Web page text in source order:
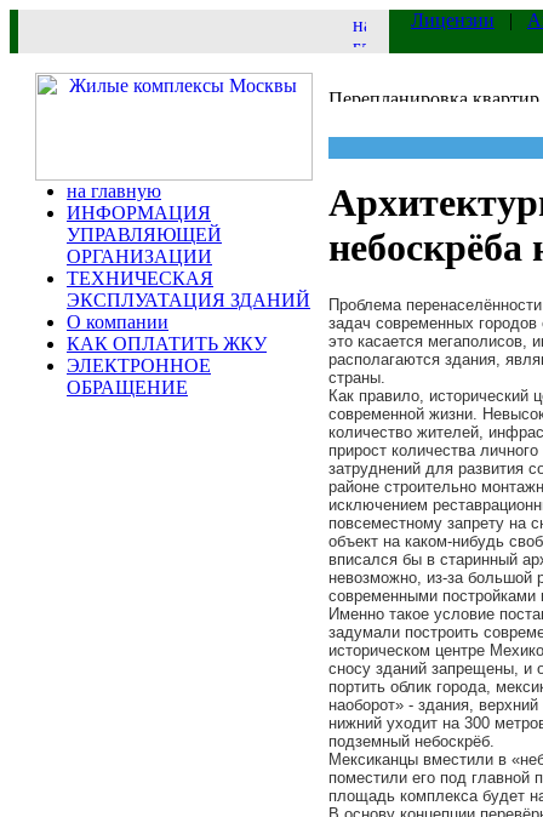
Лицензии |
на главную
ИНФОРМАЦИЯ
УПРАВЛЯЮЩЕЙ
ОРГАНИЗАЦИИ
ТЕХНИЧЕСКАЯ
ЭКСПЛУАТАЦИЯ ЗДАНИЙ
О компании
КАК ОПЛАТИТЬ ЖКУ
ЭЛЕКТРОННОЕ
ОБРАЩЕНИЕ
небоскрёба
Проблема
задач современных
это касается мегаполисов,
располагаются здания,
страны.
Как правило, исторический
современной жизни.
количество жителей,
прирост количества
затруднений для развития
районе строительно
исключением
повсеместному запрету на
объект на каком-нибудь
вписался бы в старинный
невозможно, из-за большой
современными постройками
Именно такое условие
задумали построить
историческом центре
сносу зданий запрещены, и
портить облик города,
наоборот» - здания,
нижний уходит на 300
подземный небоскрёб.
Мексиканцы вместили в
поместили его под
площадь комплекса будет